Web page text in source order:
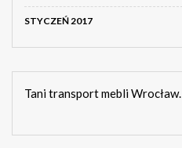
STYCZEŃ 2017
Tani transport mebli Wrocław.